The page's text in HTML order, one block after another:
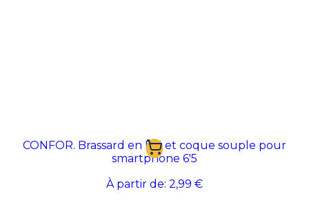
CONFOR. Brassard en PU et coque souple pour
smartphone 6'5
À partir de: 2,99 €